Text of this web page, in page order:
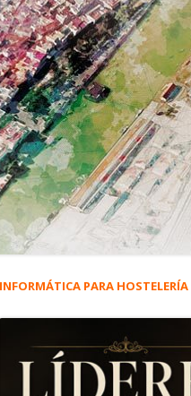
Barra
principal
INFORMÁTICA PARA HOSTELERÍA